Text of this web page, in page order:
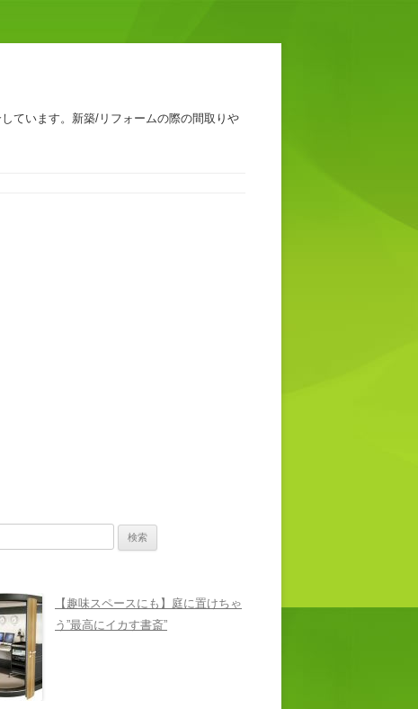
ています。新築/リフォームの際の間取りや
【趣味スペースにも】庭に置けちゃ
う”最高にイカす書斎”